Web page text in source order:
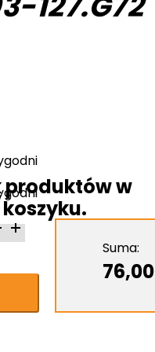
produktów w
koszyku.
Suma:
76,00